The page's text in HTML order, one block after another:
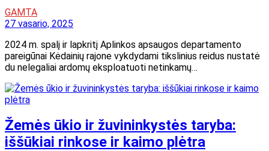
GAMTA
27 vasario, 2025
2024 m. spalį ir lapkritį Aplinkos apsaugos departamento
pareigūnai Kėdainių rajone vykdydami tikslinius reidus nustatė
du nelegaliai ardomų eksploatuoti netinkamų…
Žemės ūkio ir žuvininkystės taryba:
iššūkiai rinkose ir kaimo plėtra